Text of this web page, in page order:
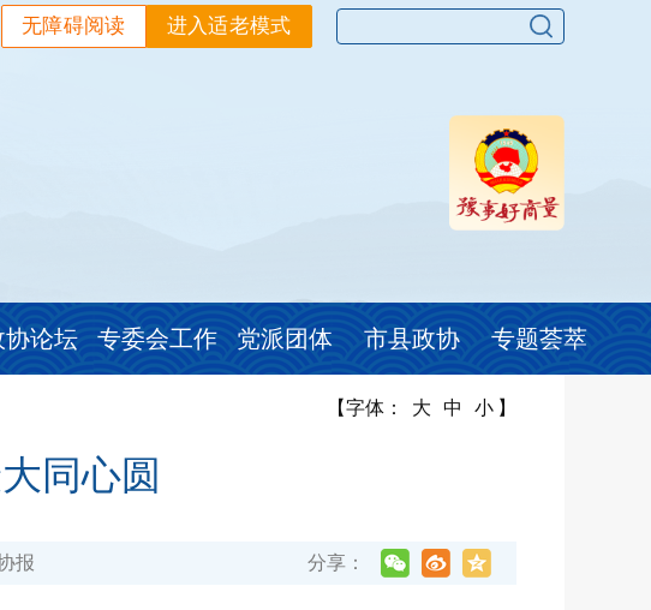
进入适老模式
无障碍阅读
协论坛 专委会工作 党派团体 市县政协 专题荟萃
【字体： 大 中 小 】
同心圆
报 分享：